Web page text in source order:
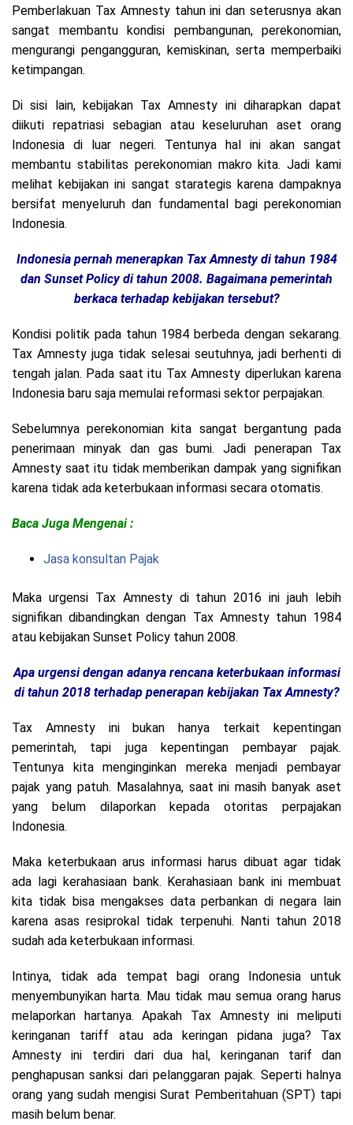
Pemberlakuan Tax Amnesty tahun ini dan seterusnya akan
sangat membantu kondisi pembangunan, perekonomian,
mengurangi pengangguran, kemiskinan, serta memperbaiki
ketimpangan.
Di sisi lain, kebijakan Tax Amnesty ini diharapkan dapat
diikuti repatriasi sebagian atau keseluruhan aset orang
Indonesia di luar negeri. Tentunya hal ini akan sangat
membantu stabilitas perekonomian makro kita. Jadi kami
melihat kebijakan ini sangat starategis karena dampaknya
bersifat menyeluruh dan fundamental bagi perekonomian
Indonesia.
Indonesia pernah menerapkan Tax Amnesty di tahun 1984
dan Sunset Policy di tahun 2008. Bagaimana pemerintah
berkaca terhadap kebijakan tersebut?
Kondisi politik pada tahun 1984 berbeda dengan sekarang.
Tax Amnesty juga tidak selesai seutuhnya, jadi berhenti di
tengah jalan. Pada saat itu Tax Amnesty diperlukan karena
Indonesia baru saja memulai reformasi sektor perpajakan.
Sebelumnya perekonomian kita sangat bergantung pada
penerimaan minyak dan gas bumi. Jadi penerapan Tax
Amnesty saat itu tidak memberikan dampak yang signifikan
karena tidak ada keterbukaan informasi secara otomatis.
Baca Juga Mengenai :
Jasa konsultan Pajak
Maka urgensi Tax Amnesty di tahun 2016 ini jauh lebih
signifikan dibandingkan dengan Tax Amnesty tahun 1984
atau kebijakan Sunset Policy tahun 2008.
Apa urgensi dengan adanya rencana keterbukaan informasi
di tahun 2018 terhadap penerapan kebijakan Tax Amnesty?
Tax Amnesty ini bukan hanya terkait kepentingan
pemerintah, tapi juga kepentingan pembayar pajak.
Tentunya kita menginginkan mereka menjadi pembayar
pajak yang patuh. Masalahnya, saat ini masih banyak aset
yang belum dilaporkan kepada otoritas perpajakan
Indonesia.
Maka keterbukaan arus informasi harus dibuat agar tidak
ada lagi kerahasiaan bank. Kerahasiaan bank ini membuat
kita tidak bisa mengakses data perbankan di negara lain
karena asas resiprokal tidak terpenuhi. Nanti tahun 2018
sudah ada keterbukaan informasi.
Intinya, tidak ada tempat bagi orang Indonesia untuk
menyembunyikan harta. Mau tidak mau semua orang harus
melaporkan hartanya. Apakah Tax Amnesty ini meliputi
keringanan tariff atau ada keringan pidana juga? Tax
Amnesty ini terdiri dari dua hal, keringanan tarif dan
penghapusan sanksi dari pelanggaran pajak. Seperti halnya
orang yang sudah mengisi Surat Pemberitahuan (SPT) tapi
masih belum benar.